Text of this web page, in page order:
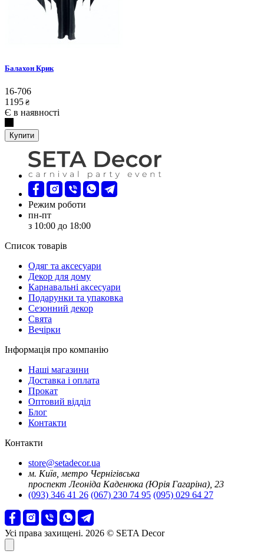
Балахон Крик
16-706
1195 ₴
Є в наявності
Купити
Режим роботи
пн-пт
з 10:00 до 18:00
Список товарів
Oдяг та аксесуари
Декор для дому
Карнавальні аксесуари
Подарунки та упаковка
Сезонний декор
Свята
Вечірки
Інформація про компанію
Наші магазини
Доставка і оплата
Прокат
Оптовий відділ
Блог
Контакти
Контакти
store@setadecor.ua
м. Київ, метро Чернігівська
проспект Леоніда Каденюка (Юрія Гагаріна), 23
(093) 346 41 26 (067) 230 74 95 (095) 029 64 27
Усі права захищені. 2026 © SETA Decor